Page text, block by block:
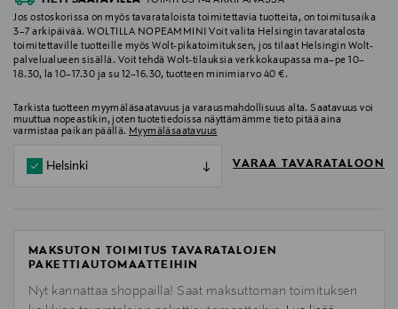
Jos ostoskorissa on myös tavarataloista toimitettavia tuotteita, on toimitusaika
3–7 arkipäivää. WOLTILLA NOPEAMMIN! Voit valita Helsingin tavaratalosta
toimitettaville tuotteille myös Wolt-pikatoimituksen, jos tilaat Helsingin Wolt-
palvelualueen sisällä. Voit tehdä Wolt-tilauksia verkkokaupassa ma–pe 10–
18.30, la 10–17.30 ja su 12–16.30, tuotteen minimiarvo 40 €.
Tarkista tuotteen myymäläsaatavuus ja varausmahdollisuus alta. Saatavuus voi
muuttua nopeastikin, joten tuotetiedoissa näyttämämme tieto pitää aina
varmistaa paikan päällä. Myymäläsaatavuus
Helsinki VARAA TAVARATALOON
MAKSUTON TOIMITUS TAVARATALOJEN
PAKETTIAUTOMAATTEIHIN
Nyt kannattaa shoppailla! Saat maksuttoman toimituksen